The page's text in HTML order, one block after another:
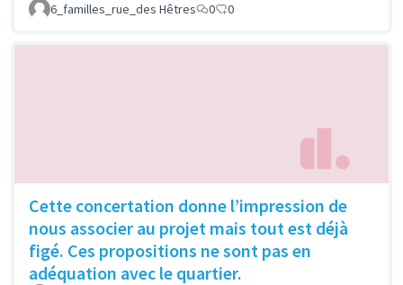
6_familles_rue_des Hêtres 0 0
Cette concertation donne l’impression de
nous associer au projet mais tout est déjà
figé. Ces propositions ne sont pas en
adéquation avec le quartier.